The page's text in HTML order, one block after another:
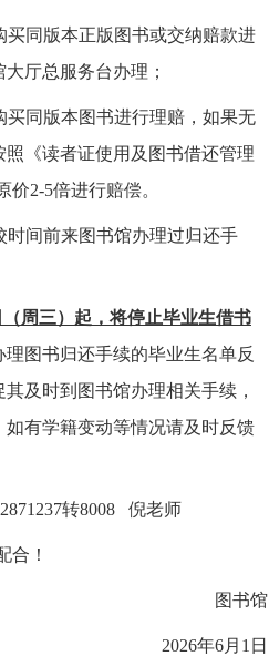
买同版本正版 图书或交纳赔款进
厅总服务台办理；
买同版本图书进行理赔，如果无
《读者证使用及图书借还管理
价2-5倍进行赔偿。
时间前来图书馆办理过归还手
（周三）起，将停止毕业生借书
理图书归还手续的毕业生名单反
及时到图书馆办理相关手续，
有学籍变动等情况请及时反馈
转8008 倪老师
合！
图书馆
2026年6月1日